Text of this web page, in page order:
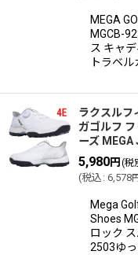
MEGA
MGCB-
ス キャ
トラベ
ラクスルフ
ガゴルフ
ーズ MEGA
5,980円 (税
(税込 : 6,578円
Mega
Shoes
ロック
2503ゆ